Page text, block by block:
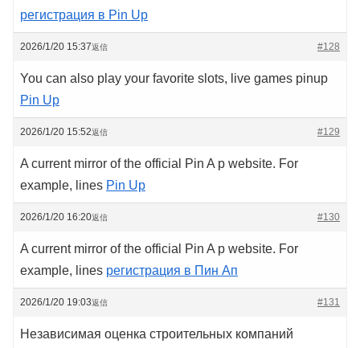
регистрация в Pin Up
2026/1/20 15:37 #128
返信
You can also play your favorite slots, live games pinup
Pin Up
2026/1/20 15:52 #129
返信
A current mirror of the official Pin A p website. For
example, lines Pin Up
2026/1/20 16:20 #130
返信
A current mirror of the official Pin A p website. For
example, lines регистрация в Пин Ап
2026/1/20 19:03 #131
返信
Независимая оценка строительных компаний